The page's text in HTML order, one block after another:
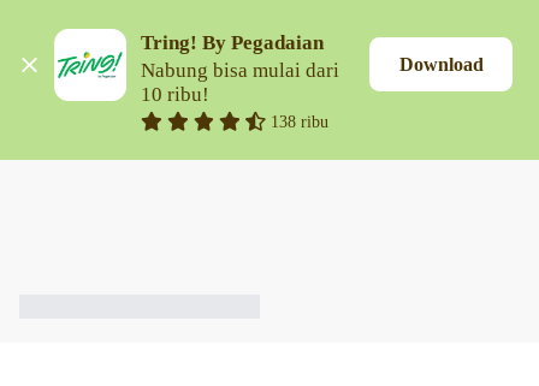
Tring! By Pegadaian
Nabung bisa mulai dari
10 ribu!
138 ribu
Download